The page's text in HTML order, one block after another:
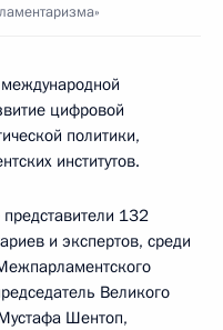
цифровой
политики,
институтов.
132
и экспертов, среди
Великого
Шентоп,